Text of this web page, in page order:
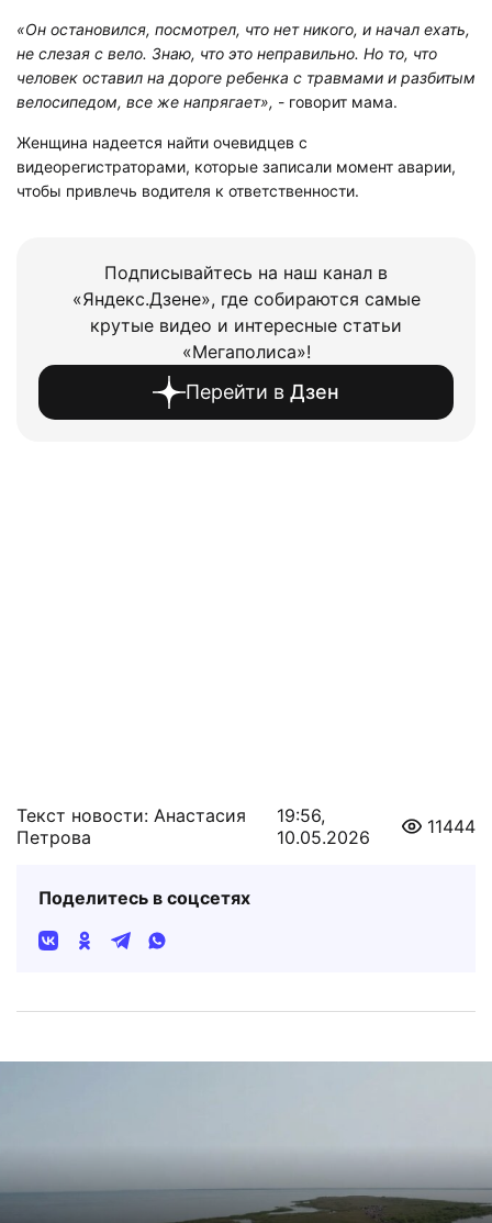
«Он остановился, посмотрел, что нет никого, и начал ехать,
не слезая с вело. Знаю, что это неправильно. Но то, что
человек оставил на дороге ребенка с травмами и разбитым
велосипедом, все же напрягает», - говорит мама.
Женщина надеется найти очевидцев с
видеорегистраторами, которые записали момент аварии,
чтобы привлечь водителя к ответственности.
Подписывайтесь на наш канал в
«Яндекс.Дзене», где собираются самые
крутые видео и интересные статьи
«Мегаполиса»!
Перейти в Дзен
Текст новости: Анастасия
Петрова
19:56,
10.05.2026
11444
Поделитесь в соцсетях